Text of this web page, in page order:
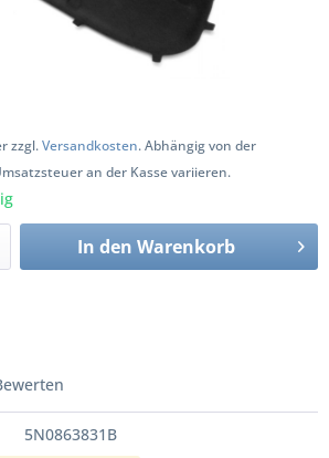
zzgl.Versandkosten. Abhängig von der
an der Kasse variieren.
In den Warenkorb
5N0863831B